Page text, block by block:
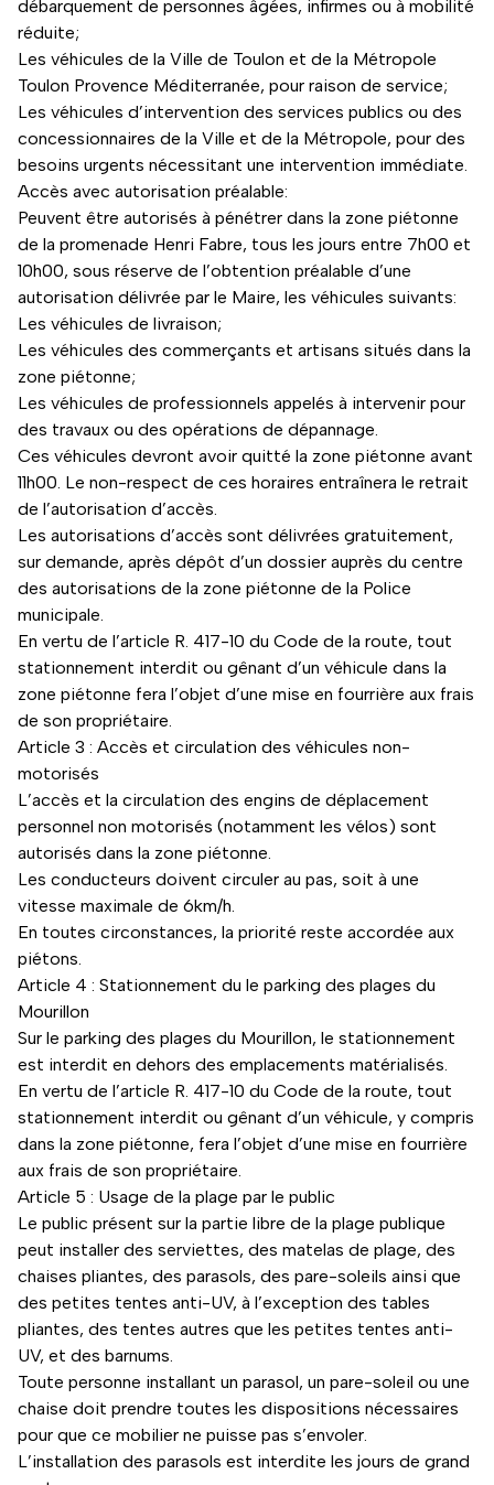
débarquement de personnes âgées, infirmes ou à mobilité
réduite;
Les véhicules de la Ville de Toulon et de la Métropole
Toulon Provence Méditerranée, pour raison de service;
Les véhicules d’intervention des services publics ou des
concessionnaires de la Ville et de la Métropole, pour des
besoins urgents nécessitant une intervention immédiate.
Accès avec autorisation préalable:
Peuvent être autorisés à pénétrer dans la zone piétonne
de la promenade Henri Fabre, tous les jours entre 7h00 et
10h00, sous réserve de l’obtention préalable d’une
autorisation délivrée par le Maire, les véhicules suivants:
Les véhicules de livraison;
Les véhicules des commerçants et artisans situés dans la
zone piétonne;
Les véhicules de professionnels appelés à intervenir pour
des travaux ou des opérations de dépannage.
Ces véhicules devront avoir quitté la zone piétonne avant
11h00. Le non-respect de ces horaires entraînera le retrait
de l’autorisation d’accès.
Les autorisations d’accès sont délivrées gratuitement,
sur demande, après dépôt d’un dossier auprès du centre
des autorisations de la zone piétonne de la Police
municipale.
En vertu de l’article R. 417-10 du Code de la route, tout
stationnement interdit ou gênant d’un véhicule dans la
zone piétonne fera l’objet d’une mise en fourrière aux frais
de son propriétaire.
Article 3 : Accès et circulation des véhicules non-
motorisés
L’accès et la circulation des engins de déplacement
personnel non motorisés (notamment les vélos) sont
autorisés dans la zone piétonne.
Les conducteurs doivent circuler au pas, soit à une
vitesse maximale de 6km/h.
En toutes circonstances, la priorité reste accordée aux
piétons.
Article 4 : Stationnement du le parking des plages du
Mourillon
Sur le parking des plages du Mourillon, le stationnement
est interdit en dehors des emplacements matérialisés.
En vertu de l’article R. 417-10 du Code de la route, tout
stationnement interdit ou gênant d’un véhicule, y compris
dans la zone piétonne, fera l’objet d’une mise en fourrière
aux frais de son propriétaire.
Article 5 : Usage de la plage par le public
Le public présent sur la partie libre de la plage publique
peut installer des serviettes, des matelas de plage, des
chaises pliantes, des parasols, des pare-soleils ainsi que
des petites tentes anti-UV, à l’exception des tables
pliantes, des tentes autres que les petites tentes anti-
UV, et des barnums.
Toute personne installant un parasol, un pare-soleil ou une
chaise doit prendre toutes les dispositions nécessaires
pour que ce mobilier ne puisse pas s’envoler.
L’installation des parasols est interdite les jours de grand